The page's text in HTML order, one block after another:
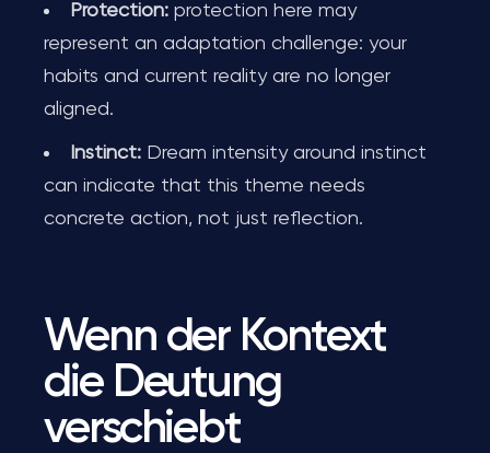
Protection: protection here may
represent an adaptation challenge: your
habits and current reality are no longer
aligned.
Instinct: Dream intensity around instinct
can indicate that this theme needs
concrete action, not just reflection.
Wenn der Kontext
die Deutung
verschiebt